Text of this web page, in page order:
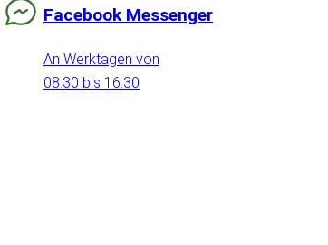
Facebook Messenger
An Werktagen von
08:30 bis 16:30